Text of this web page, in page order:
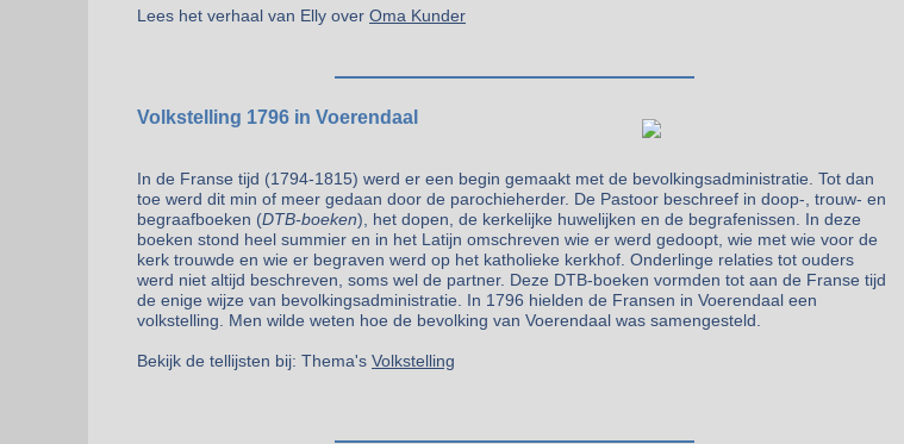
Lees het verhaal van Elly over Oma Kunder
Volkstelling 1796 in Voerendaal
In de Franse tijd (1794-1815) werd er een begin gemaakt met de bevolkingsadministratie. Tot dan
toe werd dit min of meer gedaan door de parochieherder. De Pastoor beschreef in doop-, trouw- en
begraafboeken (DTB-boeken), het dopen, de kerkelijke huwelijken en de begrafenissen. In deze
boeken stond heel summier en in het Latijn omschreven wie er werd gedoopt, wie met wie voor de
kerk trouwde en wie er begraven werd op het katholieke kerkhof. Onderlinge relaties tot ouders
werd niet altijd beschreven, soms wel de partner. Deze DTB-boeken vormden tot aan de Franse tijd
de enige wijze van bevolkingsadministratie. In 1796 hielden de Fransen in Voerendaal een
volkstelling. Men wilde weten hoe de bevolking van Voerendaal was samengesteld.
Bekijk de tellijsten bij: Thema's Volkstelling